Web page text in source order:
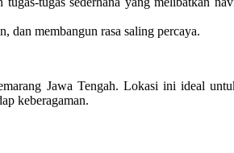
dan membangun rasa saling percaya.
Jawa Tengah. Lokasi ini ideal
keberagaman.